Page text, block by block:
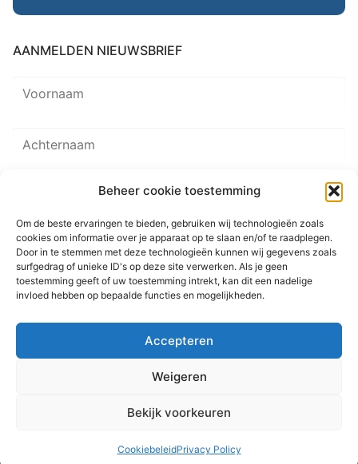
Beheer cookie toestemming
Om de beste ervaringen te bieden, gebruiken wij technologieën zoals
cookies om informatie over je apparaat op te slaan en/of te raadplegen.
Door in te stemmen met deze technologieën kunnen wij gegevens zoals
surfgedrag of unieke ID's op deze site verwerken. Als je geen
toestemming geeft of uw toestemming intrekt, kan dit een nadelige
invloed hebben op bepaalde functies en mogelijkheden.
Accepteren
Weigeren
Bekijk voorkeuren
CookiebeleidPrivacy Policy
AANMELDEN NIEUWSBRIEF
Home
Nov@base